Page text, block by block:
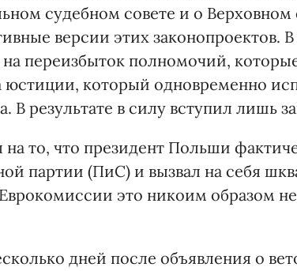
судебном совете и о Верховном
версии этих законопроектов.
переизбыток полномочий,
юстиции, который одновременно
В результате в силу вступил лишь
то, что президент Польши
партии (ПиС) и вызвал на себя
это никоим образом
дней после объявления о